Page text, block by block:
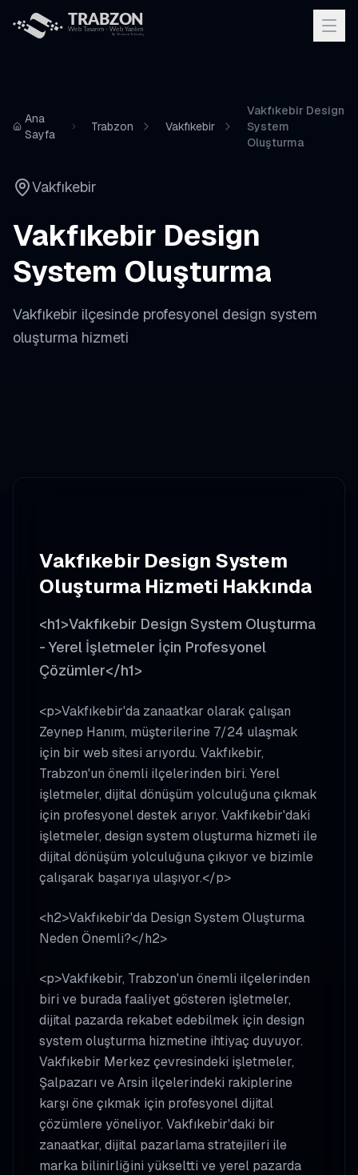
Ana
Sayfa
Trabzon Vakfıkebir
Vakfıkebir Design
System
Oluşturma
Vakfıkebir
Vakfıkebir Design
System Oluşturma
Vakfıkebir ilçesinde profesyonel design system
oluşturma hizmeti
Vakfıkebir Design System
Oluşturma Hizmeti Hakkında
<h1>Vakfıkebir Design System Oluşturma
- Yerel İşletmeler İçin Profesyonel
Çözümler</h1>
<p>Vakfıkebir'da zanaatkar olarak çalışan
Zeynep Hanım, müşterilerine 7/24 ulaşmak
için bir web sitesi arıyordu. Vakfıkebir,
Trabzon'un önemli ilçelerinden biri. Yerel
işletmeler, dijital dönüşüm yolculuğuna çıkmak
için profesyonel destek arıyor. Vakfıkebir'daki
işletmeler, design system oluşturma hizmeti ile
dijital dönüşüm yolculuğuna çıkıyor ve bizimle
çalışarak başarıya ulaşıyor.</p>
<h2>Vakfıkebir'da Design System Oluşturma
Neden Önemli?</h2>
<p>Vakfıkebir, Trabzon'un önemli ilçelerinden
biri ve burada faaliyet gösteren işletmeler,
dijital pazarda rekabet edebilmek için design
system oluşturma hizmetine ihtiyaç duyuyor.
Vakfıkebir Merkez çevresindeki işletmeler,
Şalpazarı ve Arsin ilçelerindeki rakiplerine
karşı öne çıkmak için profesyonel dijital
çözümlere yöneliyor. Vakfıkebir'daki bir
zanaatkar, dijital pazarlama stratejileri ile
marka bilinirliğini yükseltti ve yerel pazarda